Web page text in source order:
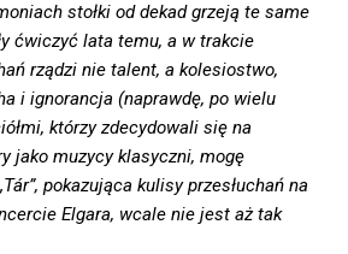
stołki od dekad grzeją te same
ćwiczyć lata temu, a w trakcie
rządzi nie talent, a kolesiostwo,
i ignorancja (naprawdę, po wielu
którzy zdecydowali się na
jako muzycy klasyczni, mogę
pokazująca kulisy przesłuchań na
Elgara, wcale nie jest aż tak